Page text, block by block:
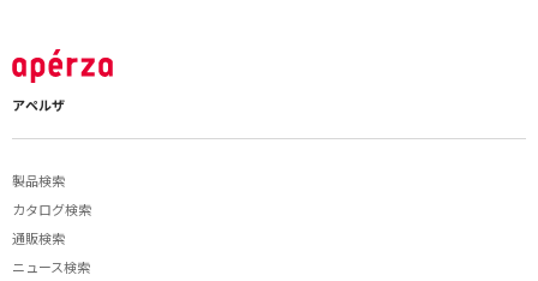
アペルザ
製品検索
カタログ検索
通販検索
ニュース検索